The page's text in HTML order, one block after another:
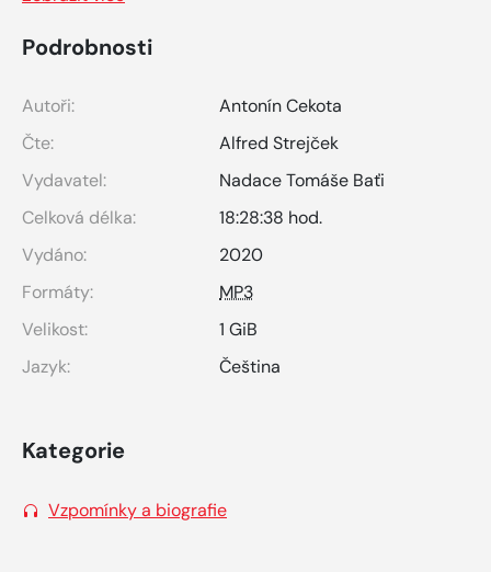
Podrobnosti
Autoři:
Antonín Cekota
Čte:
Alfred Strejček
Vydavatel:
Nadace Tomáše Baťi
Celková délka:
18:28:38 hod.
Vydáno:
2020
Formáty:
MP3
Velikost:
1 GiB
Jazyk:
Čeština
Kategorie
Vzpomínky a biografie